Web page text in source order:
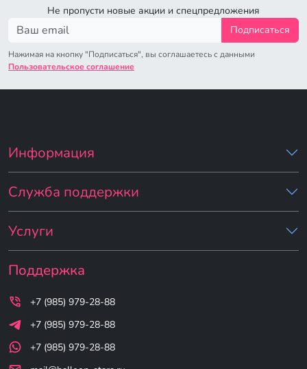
Не пропусти новые акции и спецпредложения
Подписаться
Нажимая на кнопку "Подписаться", вы соглашаетесь с данными
Пользовательское соглашение
Информация
Служба поддержки
Услуги
Поддержка
+7 (985) 979-28-88
+7 (985) 979-28-88
+7 (985) 979-28-88